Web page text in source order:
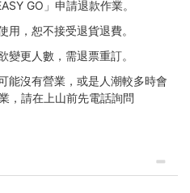
GO」申請退款作業。
用，恕不接受退貨退費。
更人數，需退票重訂。
能沒有營業，或是人潮較多時會
，請在上山前先電話詢問